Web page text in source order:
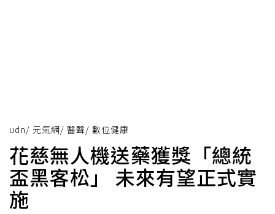
udn/ 元氣網/ 醫聲/ 數位健康
花慈無人機送藥獲獎「總統
盃黑客松」 未來有望正式實
施